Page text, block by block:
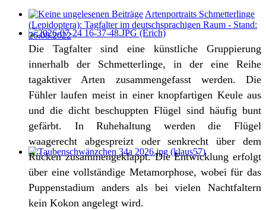
Artenportraits Schmetterlinge
(Lepidoptera): Tagfalter im deutschsprachigen Raum - Stand:
26.08.2022
Die Tagfalter sind eine künstliche Gruppierung
innerhalb der Schmetterlinge, in der eine Reihe
tagaktiver Arten zusammengefasst werden. Die
Fühler laufen meist in einer knopfartigen Keule aus
und die dicht beschuppten Flügel sind häufig bunt
gefärbt. In Ruhehaltung werden die Flügel
waagerecht abgespreizt oder senkrecht über dem
Rücken zusammengeklappt. Die Entwicklung erfolgt
über eine vollständige Metamorphose, wobei für das
Puppenstadium anders als bei vielen Nachtfaltern
kein Kokon angelegt wird.